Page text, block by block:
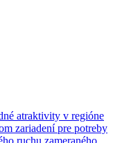
atraktivity v regióne
zariadení pre potreby
ruchu zameraného